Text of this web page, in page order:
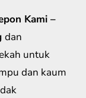
Kami –
dan
untuk
dan kaum